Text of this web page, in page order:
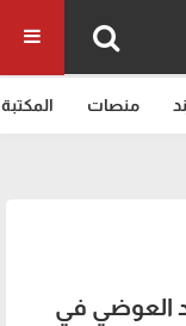
منصات المكتبة
العوضي في